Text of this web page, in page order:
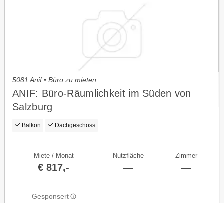
5081 Anif • Büro zu mieten
ANIF: Büro-Räumlichkeit im Süden von
Salzburg
Balkon Dachgeschoss
Miete / Monat
€ 817,-
—
Gesponsert
Nutzfläche
—
Zimmer
—